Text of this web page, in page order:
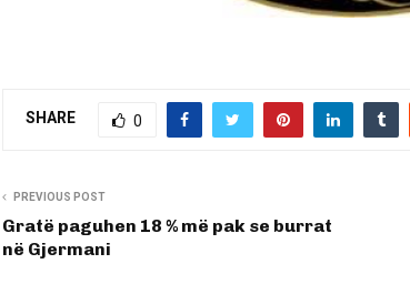
SHARE 0
PREVIOUS POST
Gratë paguhen 18 % më pak se burrat
në Gjermani